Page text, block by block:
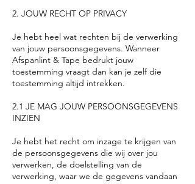
2. JOUW RECHT OP PRIVACY
Je hebt heel wat rechten bij de verwerking
van jouw persoonsgegevens. Wanneer
Afspanlint & Tape bedrukt jouw
toestemming vraagt dan kan je zelf die
toestemming altijd intrekken.
2.1 JE MAG JOUW PERSOONSGEGEVENS
INZIEN
Je hebt het recht om inzage te krijgen van
de persoonsgegevens die wij over jou
verwerken, de doelstelling van de
verwerking, waar we de gegevens vandaan